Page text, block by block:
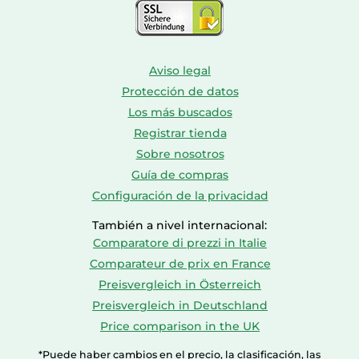
Aviso legal
Protección de datos
Los más buscados
Registrar tienda
Sobre nosotros
Guía de compras
Configuración de la privacidad
También a nivel internacional:
Comparatore di prezzi in Italie
Comparateur de prix en France
Preisvergleich in Österreich
Preisvergleich in Deutschland
Price comparison in the UK
*Puede haber cambios en el precio, la clasificación, las